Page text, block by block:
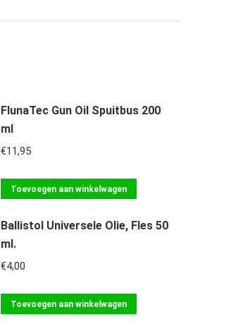
FlunaTec Gun Oil Spuitbus 200
ml
€11,95
Toevoegen aan winkelwagen
Ballistol Universele Olie, Fles 50
ml.
€4,00
Toevoegen aan winkelwagen